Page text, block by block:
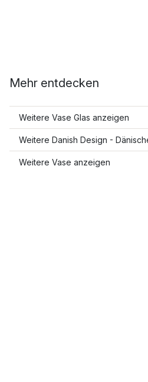
Mehr entdecken
Weitere Vase Glas anzeigen
Weitere Danish Design -
Weitere Vase anzeigen